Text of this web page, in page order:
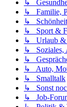
↳
↳ Familie,
↳
↳ Sport &
↳ Urlaub &
↳ Soziales,
↳
↳ Auto,
↳ Smalltalk
↳ Sonst
↳ Job-